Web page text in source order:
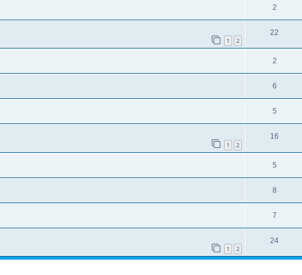
2
1 2
22
2
6
5
1 2
16
5
8
7
1 2
24